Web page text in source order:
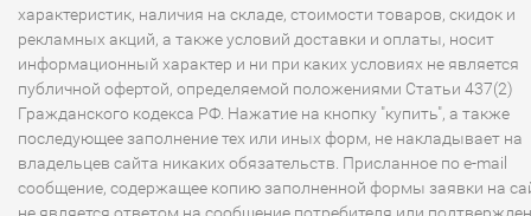
характеристик, наличия на складе, стоимости товаров, скидок и
рекламных акций, а также условий доставки и оплаты, носит
информационный характер и ни при каких условиях не является
публичной офертой, определяемой положениями Статьи 437(2)
Гражданского кодекса РФ. Нажатие на кнопку "купить", а также
последующее заполнение тех или иных форм, не накладывает на
владельцев сайта никаких обязательств. Присланное по e-mail
сообщение, содержащее копию заполненной формы заявки на